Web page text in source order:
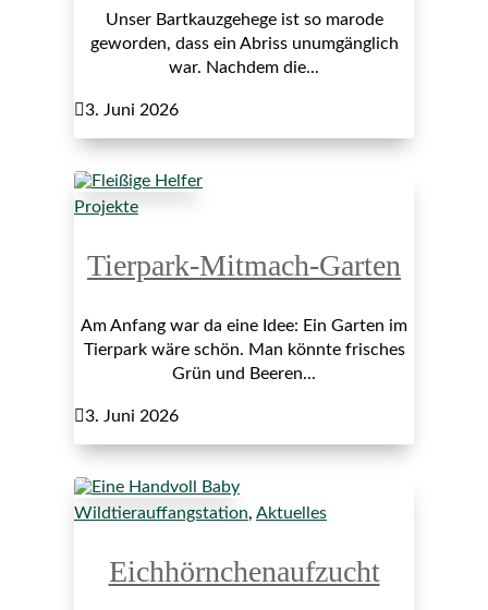
Unser Bartkauzgehege ist so marode
geworden, dass ein Abriss unumgänglich
war. Nachdem die...
3. Juni 2026
Projekte
Tierpark-Mitmach-Garten
Am Anfang war da eine Idee: Ein Garten im
Tierpark wäre schön. Man könnte frisches
Grün und Beeren...
3. Juni 2026
Wildtierauffangstation, Aktuelles
Eichhörnchenaufzucht